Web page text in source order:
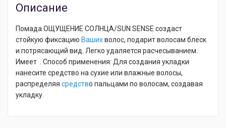
Описание
Помада ОЩУЩЕНИЕ СОЛНЦА/SUN SENSE создаст
стойкую фиксацию Вашихволос, подарит волосам блеск
и потрясающий вид. Легко удаляется расчесыванием.
Имеет . Способ применения: Для создания укладки
нанесите средство на сухие или влажные волосы,
распределяя средство пальцами по волосам, создавая
укладку.